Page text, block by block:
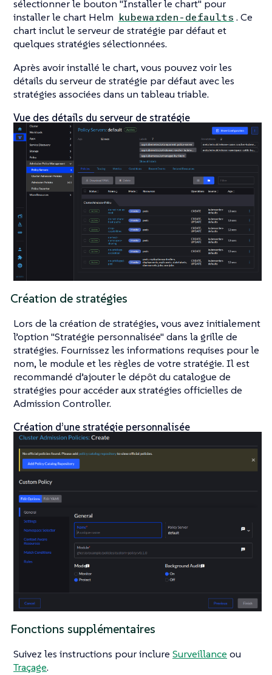
sélectionner le bouton "Installer le chart" pour
installer le chart Helm kubewarden-defaults . Ce
chart inclut le serveur de stratégie par défaut et
quelques stratégies sélectionnées.
Après avoir installé le chart, vous pouvez voir les
détails du serveur de stratégie par défaut avec les
stratégies associées dans un tableau triable.
Vue des détails du serveur de stratégie
Création de stratégies
Lors de la création de stratégies, vous avez initialement
l’option "Stratégie personnalisée" dans la grille de
stratégies. Fournissez les informations requises pour le
nom, le module et les règles de votre stratégie. Il est
recommandé d’ajouter le dépôt du catalogue de
stratégies pour accéder aux stratégies officielles de
Admission Controller.
Création d’une stratégie personnalisée
Fonctions supplémentaires
Suivez les instructions pour inclure Surveillance ou
Traçage.